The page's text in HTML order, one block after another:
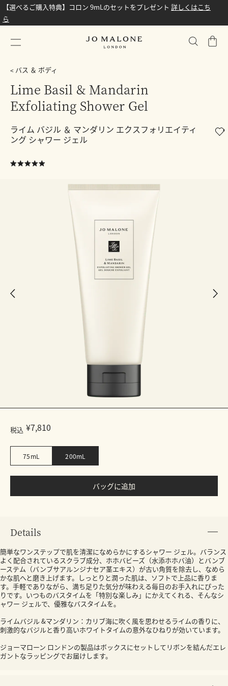
【選べるご購入特典】コロン 9mLのセットをプレゼント 詳しくはこち
ら
シ
バス ＆ ボディ
Lime Basil & Mandarin
Exfoliating Shower Gel
ライム バジル ＆ マンダリン エクスフォリエイティ
ング シャワー ジェル
税込 ¥7,810
75mL 200mL
バッグに追加
Details
簡単なワンステップで肌を清潔になめらかにするシャワー ジェル。バランス
よく配合されているスクラブ成分、ホホバビーズ（水添ホホバ油）とバンブ
ーステム（バンブサアルンジナセア茎エキス）が古い角質を除去し、なめら
かな肌へと磨き上げます。しっとりと潤った肌は、ソフトで上品に香りま
す。手軽でありながら、満ち足りた気分が味わえる毎日のお手入れにぴった
りです。いつものバスタイムを「特別な楽しみ」にかえてくれる、そんなシ
ャワー ジェルで、優雅なバスタイムを。
ライムバジル &マンダリン：カリブ海に吹く風を思わせるライムの香りに、
刺激的なバジルと香り高いホワイトタイムの意外なひねりが効いています。
ジョーマローン ロンドンの製品はボックスにセットしてリボンを結んだエレ
ガントなラッピングでお届けします。